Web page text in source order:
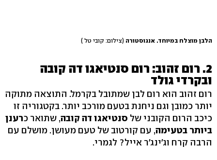
הלבן מוצלח במיוחד. אנגוסטורה (צילום: קובי טל )
2. רום זהוב: רום סנטיאגו דה קובה
ובקרדי גולד
רום זהוב הוא רום לבן שמתובל בקרמל. התוצאה מתוקה
יותר כמובן וגם ניחנת בטעם מורכב יותר. בקטגוריה זו
כיכב הרום הקובני של סנטיאגו דה קובה, שתואר כרענן
ביותר בטעימה, עם קורטוב של טעם מעושן. מושלם עם
הרבה קרח וג'ינג'ר אייל? לגמרי.